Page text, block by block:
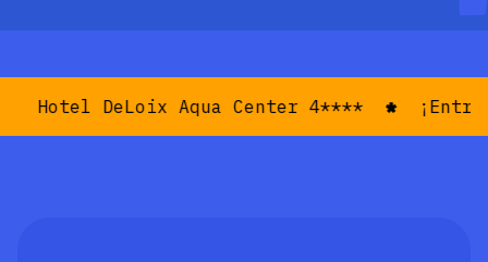
Hotel DeLoix Aqua Center 4****